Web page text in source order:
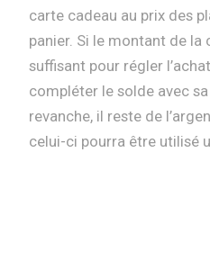
carte cadeau au prix des
panier. Si le montant de la
suffisant pour régler
compléter le solde avec
revanche, il reste de
celui-ci pourra être utilisé